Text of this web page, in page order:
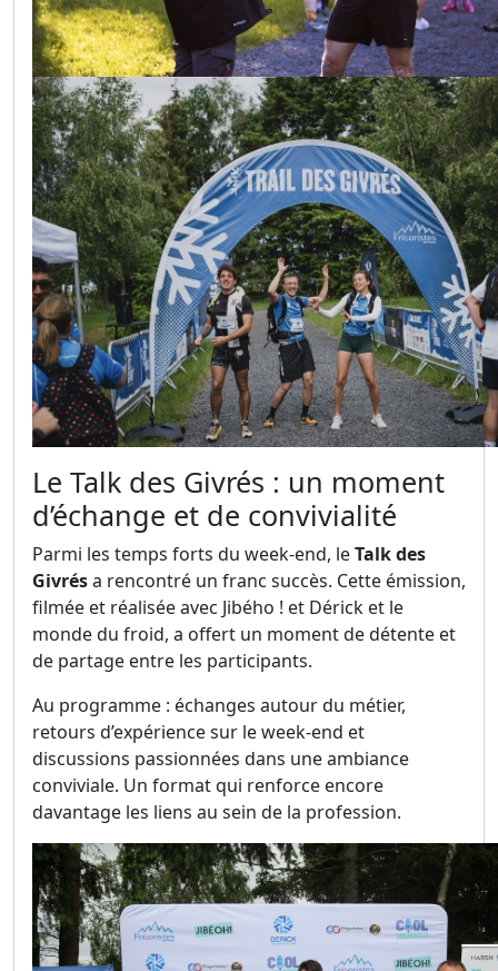
Le Talk des Givrés : un moment
d’échange et de convivialité
Parmi les temps forts du week-end, leTalk des
Givrésa rencontré un franc succès. Cette émission,
filmée et réalisée avec Jibého ! et Dérick et le
monde du froid, a offert un moment de détente et
de partage entre les participants.
Au programme : échanges autour du métier,
retours d’expérience sur le week-end et
discussions passionnées dans une ambiance
conviviale. Un format qui renforce encore
davantage les liens au sein de la profession.